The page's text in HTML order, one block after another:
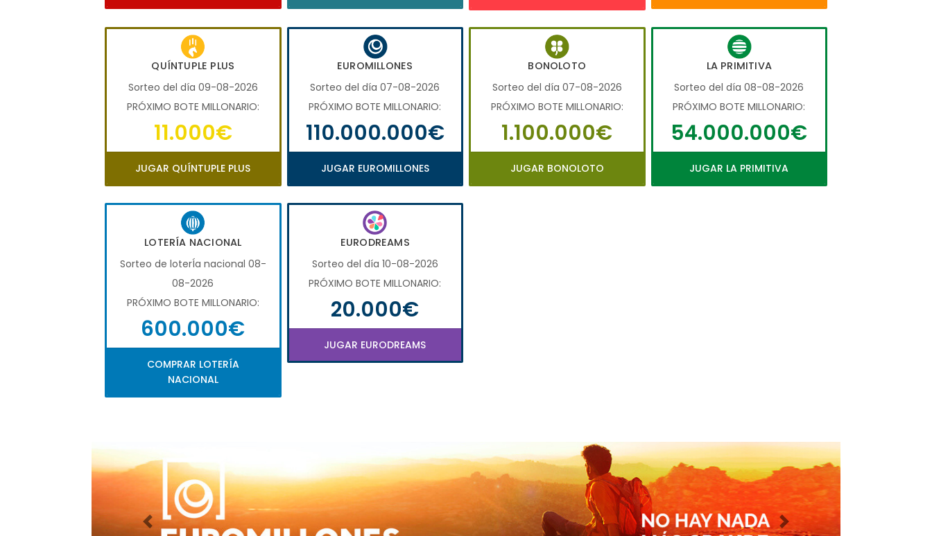
QUÍNTUPLE PLUS
Sorteo del día 09-08-2026
PRÓXIMO BOTE MILLONARIO:
11.000€
JUGAR QUÍNTUPLE PLUS
EUROMILLONES
Sorteo del día 07-08-2026
PRÓXIMO BOTE MILLONARIO:
110.000.000€
JUGAR EUROMILLONES
BONOLOTO
Sorteo del día 07-08-2026
PRÓXIMO BOTE MILLONARIO:
1.100.000€
JUGAR BONOLOTO
LA PRIMITIVA
Sorteo del día 08-08-2026
PRÓXIMO BOTE MILLONARIO:
54.000.000€
JUGAR LA PRIMITIVA
LOTERÍA NACIONAL
Sorteo de loterÍa nacional 08-
08-2026
PRÓXIMO BOTE MILLONARIO:
600.000€
COMPRAR LOTERÍA
NACIONAL
EURODREAMS
Sorteo del día 10-08-2026
PRÓXIMO BOTE MILLONARIO:
20.000€
JUGAR EURODREAMS
Imagen anterior Imagen siguiente